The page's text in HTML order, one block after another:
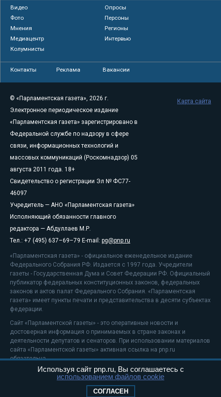
Видео
Опросы
Фото
Персоны
Мнения
Регионы
Медиацентр
Интервью
Колумнисты
Контакты Реклама Вакансии
© «Парламентская газета», 2026 г.
Электронное периодическое издание
«Парламентская газета» зарегистрировано в
Федеральной службе по надзору в сфере
связи, информационных технологий и
массовых коммуникаций (Роскомнадзор) 05
августа 2011 года. 18+
Свидетельство о регистрации Эл № ФС77-
46097
Учредитель — АНО «Парламентская газета»
Исполняющий обязанности главного
редактора — Абдуллаев М.Р.
Тел.: +7 (495) 637–69–79 E-mail: pg@pnp.ru
«Парламентская газета» - официальное еженедельное издание
Федерального Собрания РФ. Издается с 1997 года. Учредители
газеты - Государственная Дума и Совет Федерации РФ. Официальный
публикатор федеральных конституционных законов, федеральных
законов и актов палат Федерального Собрания. «Парламентская
газета» имеет пункты печати и представительства в десяти субъектах
федерации.
Сайт «Парламентской газеты» - это оперативные новости и
достоверная информация о принимаемых в стране законах и
деятельности депутатов и сенаторов. При использовании материалов
сайта «Парламентской газеты» активная ссылка на pnp.ru
обязательна.
На информационном ресурсе применяютсярекомендательные
Положение о защите персональных данных
Карта сайта
Используя сайт pnp.ru, Вы соглашаетесь с
использованием файлов cookie
СОГЛАСЕН